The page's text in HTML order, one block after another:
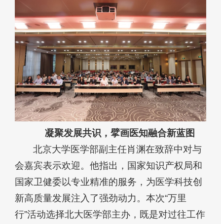
凝聚发展共识，擘画医知融合新蓝图
北京大学医学部副主任肖渊在致辞中对与
会嘉宾表示欢迎。他指出，国家知识产权局和
国家卫健委以专业精准的服务，为医学科技创
新高质量发展注入了强劲动力。本次“万里
行”活动选择北大医学部主办，既是对过往工作